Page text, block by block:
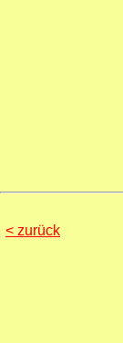
< zurück